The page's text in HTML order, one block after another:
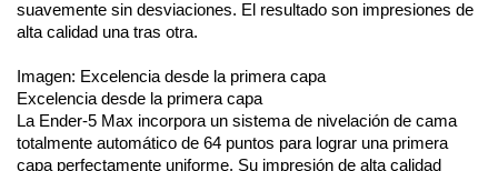
suavemente sin desviaciones. El resultado son impresiones de
alta calidad una tras otra.
Imagen: Excelencia desde la primera capa
Excelencia desde la primera capa
La Ender-5 Max incorpora un sistema de nivelación de cama
totalmente automático de 64 puntos para lograr una primera
capa perfectamente uniforme. Su impresión de alta calidad